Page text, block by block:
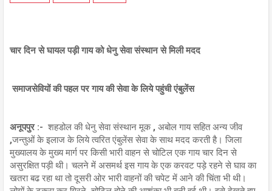
चार दिन से घायल पड़ी गाय को धेनु सेवा संस्थान से मिली मदद
समाजसेवियों की पहल पर गाय की सेवा के लिये पहुंची एंबुलेंस
अनूपपुर :- शहडोल की धेनु सेवा संस्थान मूक , अबोल गाय सहित अन्य जीव
,जन्तुओं के इलाज के लिये त्वरित एंबुलेंस सेवा के साथ मदद करती है। जिला
मुख्यालय के मुख्य मार्ग पर किसी भारी वाहन से चोटिल एक गाय चार दिन से
असुरक्षित पड़ी थी। चलने में असमर्थ इस गाय के एक करवट पड़े रहने से घाव का
खतरा बढ रहा था तो दूसरी ओर भारी वाहनों की चपेट में आने की चिंता भी थी।